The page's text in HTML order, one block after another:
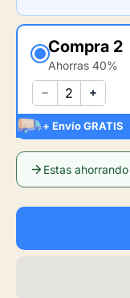
Compra 2
Ahorras 40%
+ Envío GRATIS
Estas ahorrando